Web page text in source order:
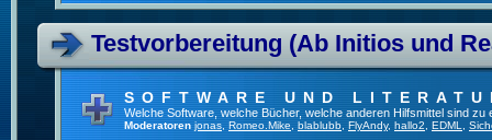
Testvorbereitung (Ab Initios und
SOFTWARE UND
Welche Software, welche Bücher, welche anderen Hilfsmittel sind zu
Moderatoren jonas Romeo.Mike blablubb FlyAndy, hallo2 EDML